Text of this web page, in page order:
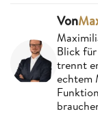
Von
Blick
trennt
echtem